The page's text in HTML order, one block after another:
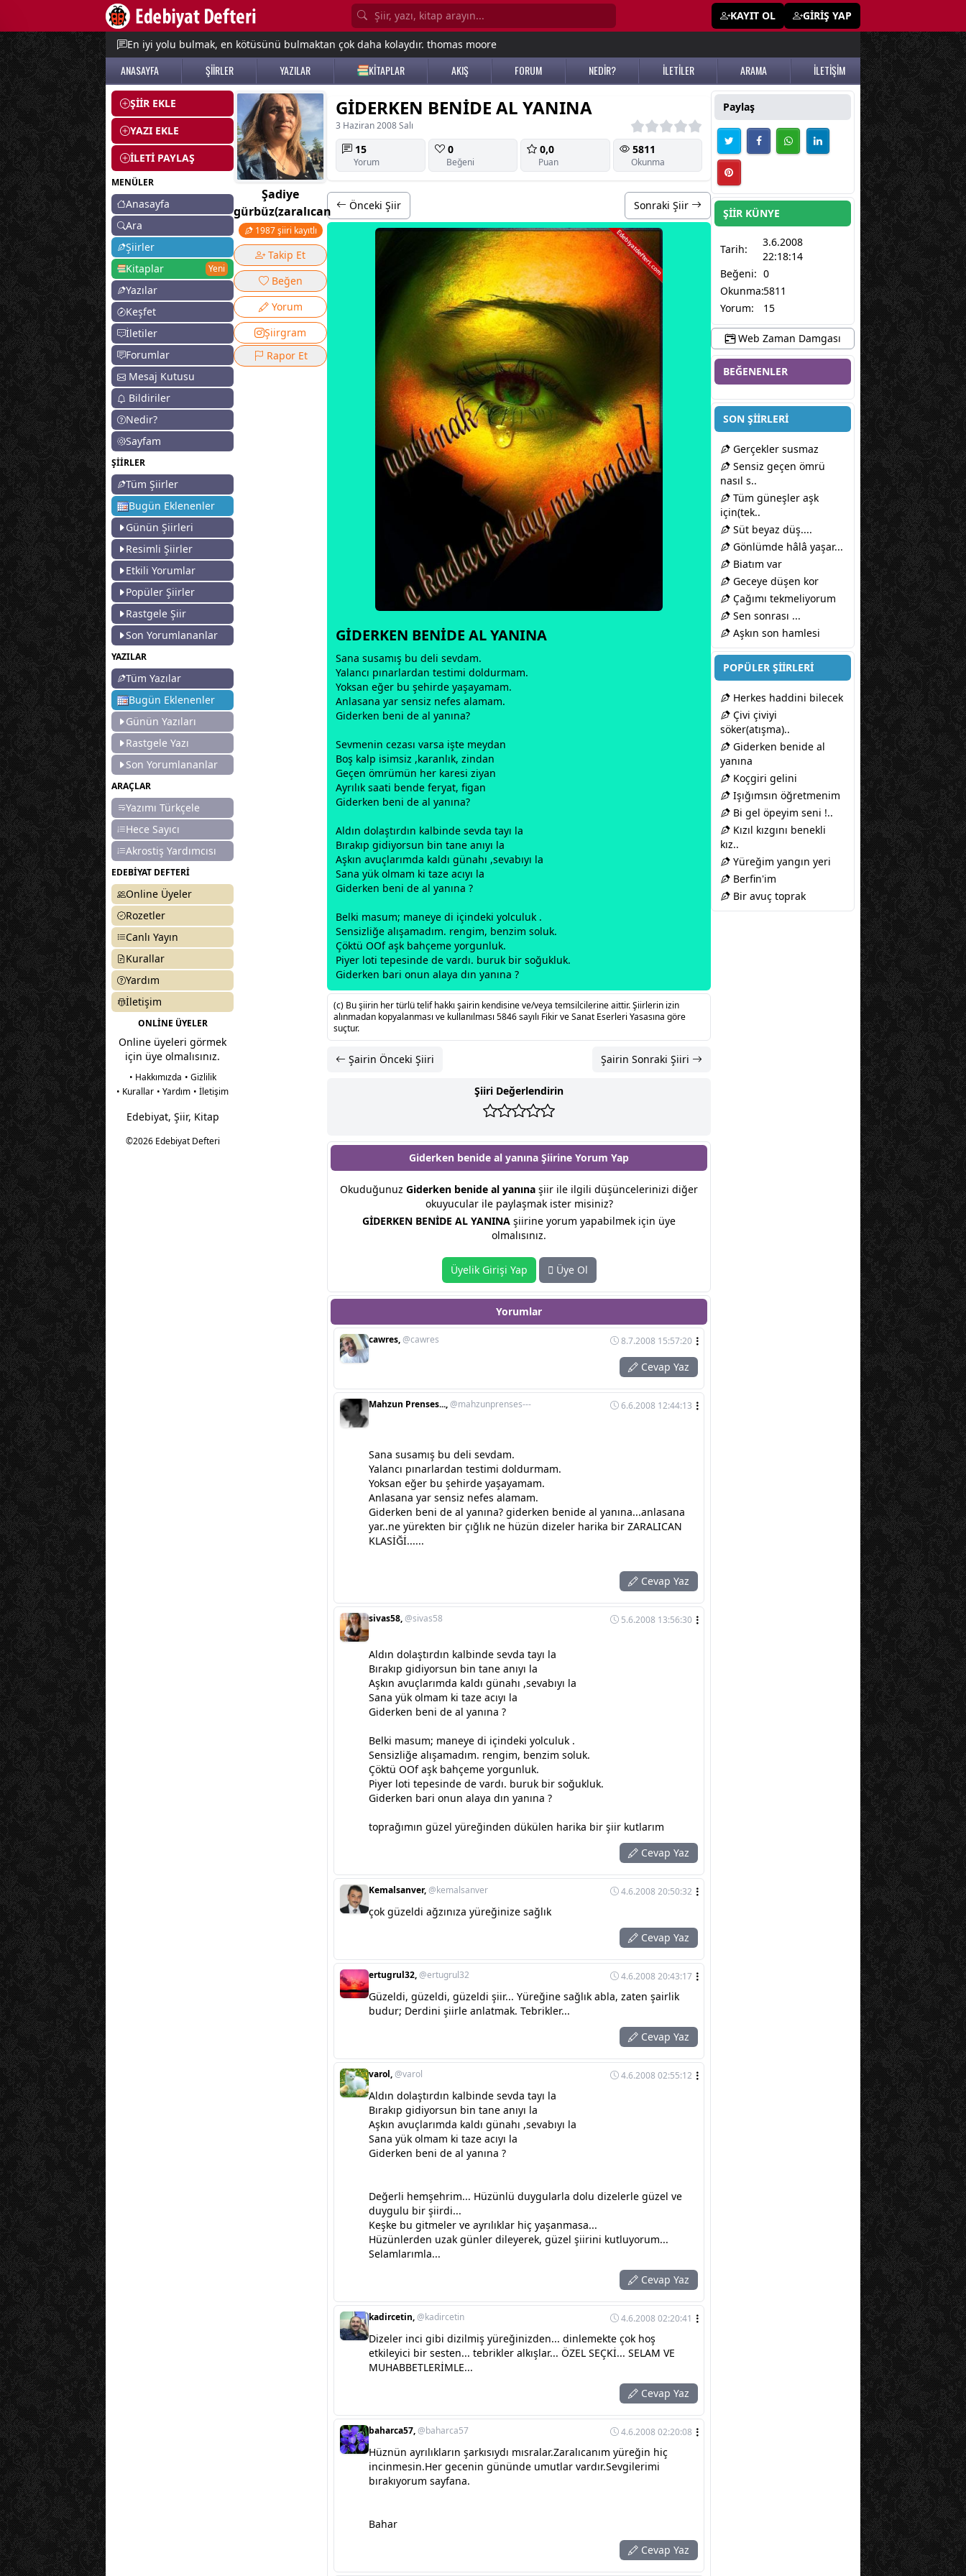
KAYIT OL GİRİŞ YAP
En iyi yolu bulmak, en kötüsünü bulmaktan çok daha kolaydır. thomas moore
ANASAYFA ŞİİRLER YAZILAR KİTAPLAR AKIŞ FORUM NEDİR? İLETİLER ARAMA İLETİŞİM
ŞİİR EKLE
YAZI EKLE
İLETİ PAYLAŞ
MENÜLER
Anasayfa
Ara
Şiirler
Kitaplar
Yeni
Yazılar
Keşfet
İletiler
Forumlar
Mesaj Kutusu
Bildiriler
Nedir?
Sayfam
ŞİİRLER
Tüm Şiirler
Bugün Eklenenler
Günün Şiirleri
Resimli Şiirler
Etkili Yorumlar
Popüler Şiirler
Rastgele Şiir
Son Yorumlananlar
YAZILAR
Tüm Yazılar
Bugün Eklenenler
Günün Yazıları
Rastgele Yazı
Son Yorumlananlar
ARAÇLAR
Yazımı Türkçele
Hece Sayıcı
Akrostiş Yardımcısı
EDEBİYAT DEFTERİ
Online Üyeler
Rozetler
Canlı Yayın
Kurallar
Yardım
İletişim
ONLİNE ÜYELER
Online üyeleri görmek
için üye olmalısınız.
• Hakkımızda • Gizlilik
• Kurallar • Yardım • İletişim
Edebiyat, Şiir, Kitap
©2026 Edebiyat Defteri
Şadiye
gürbüz(zaralıcan
1987 şiiri kayıtlı
Takip Et
Beğen
Yorum
Şiirgram
Rapor Et
GİDERKEN BENİDE AL YANINA
3 Haziran 2008 Salı
15
Yorum
0
Beğeni
0,0
Puan
5811
Okunma
Önceki Şiir Sonraki Şiir
GİDERKEN BENİDE AL YANINA
Sana susamış bu deli sevdam.
Yalancı pınarlardan testimi doldurmam.
Yoksan eğer bu şehirde yaşayamam.
Anlasana yar sensiz nefes alamam.
Giderken beni de al yanına?
Sevmenin cezası varsa işte meydan
Boş kalp isimsiz ,karanlık, zindan
Geçen ömrümün her karesi ziyan
Ayrılık saati bende feryat, figan
Giderken beni de al yanına?
Aldın dolaştırdın kalbinde sevda tayı la
Bırakıp gidiyorsun bin tane anıyı la
Aşkın avuçlarımda kaldı günahı ,sevabıyı la
Sana yük olmam ki taze acıyı la
Giderken beni de al yanına ?
Belki masum; maneye di içindeki yolculuk .
Sensizliğe alışamadım. rengim, benzim soluk.
Çöktü OOfaşk bahçeme yorgunluk.
Piyer loti tepesinde de vardı. buruk bir soğukluk.
Giderken bari onun alaya dın yanına ?
(c) Bu şiirin her türlü telif hakkı şairin kendisine ve/veya temsilcilerine aittir. Şiirlerin izin
alınmadan kopyalanması ve kullanılması 5846 sayılı Fikir ve Sanat Eserleri Yasasına göre
suçtur.
Şairin Önceki Şiiri Şairin Sonraki Şiiri
Şiiri Değerlendirin
Giderken benide al yanına Şiirine Yorum Yap
Okuduğunuz Giderken benide al yanına şiir ile ilgili düşüncelerinizi diğer
okuyucular ile paylaşmak ister misiniz?
GİDERKEN BENİDE AL YANINA şiirine yorum yapabilmek için üye
olmalısınız.
Üyelik Girişi Yap Üye Ol
Yorumlar
cawres,@cawres 8.7.2008 15:57:20
Cevap Yaz
Mahzun Prenses...,@mahzunprenses--- 6.6.2008 12:44:13
Sana susamış bu deli sevdam.
Yalancı pınarlardan testimi doldurmam.
Yoksan eğer bu şehirde yaşayamam.
Anlasana yar sensiz nefes alamam.
Giderken beni de al yanına? giderken benide al yanına...anlasana
yar..ne yürekten bir çığlık ne hüzün dizeler harika bir ZARALICAN
KLASİĞİ......
Cevap Yaz
sivas58,@sivas58 5.6.2008 13:56:30
Aldın dolaştırdın kalbinde sevda tayı la
Bırakıp gidiyorsun bin tane anıyı la
Aşkın avuçlarımda kaldı günahı ,sevabıyı la
Sana yük olmam ki taze acıyı la
Giderken beni de al yanına ?
Belki masum; maneye di içindeki yolculuk .
Sensizliğe alışamadım. rengim, benzim soluk.
Çöktü OOf aşk bahçeme yorgunluk.
Piyer loti tepesinde de vardı. buruk bir soğukluk.
Giderken bari onun alaya dın yanına ?
toprağımın güzel yüreğinden dükülen harika bir şiir kutlarım
Cevap Yaz
Kemalsanver,@kemalsanver 4.6.2008 20:50:32
çok güzeldi ağzınıza yüreğinize sağlık
Cevap Yaz
ertugrul32,@ertugrul32 4.6.2008 20:43:17
Güzeldi, güzeldi, güzeldi şiir... Yüreğine sağlık abla, zaten şairlik
budur; Derdini şiirle anlatmak. Tebrikler...
Cevap Yaz
varol,@varol 4.6.2008 02:55:12
Aldın dolaştırdın kalbinde sevda tayı la
Bırakıp gidiyorsun bin tane anıyı la
Aşkın avuçlarımda kaldı günahı ,sevabıyı la
Sana yük olmam ki taze acıyı la
Giderken beni de al yanına ?
Değerli hemşehrim... Hüzünlü duygularla dolu dizelerle güzel ve
duygulu bir şiirdi...
Keşke bu gitmeler ve ayrılıklar hiç yaşanmasa...
Hüzünlerden uzak günler dileyerek, güzel şiirini kutluyorum...
Selamlarımla...
Cevap Yaz
kadircetin,@kadircetin 4.6.2008 02:20:41
Dizeler inci gibi dizilmiş yüreğinizden... dinlemekte çok hoş
etkileyici bir sesten... tebrikler alkışlar... ÖZEL SEÇKİ... SELAM VE
MUHABBETLERİMLE...
Cevap Yaz
baharca57,@baharca57 4.6.2008 02:20:08
Hüznün ayrılıkların şarkısıydı mısralar.Zaralıcanım yüreğin hiç
incinmesin.Her gecenin gününde umutlar vardır.Sevgilerimi
bırakıyorum sayfana.
Bahar
Cevap Yaz
Paylaş
ŞİİR KÜNYE
Tarih:
3.6.2008
22:18:14
Beğeni: 0
Okunma:5811
Yorum:
15
Web Zaman Damgası
BEĞENENLER
SON ŞİİRLERİ
Gerçekler susmaz
Sensiz geçen ömrü
nasıl s..
Tüm güneşler aşk
için(tek..
Süt beyaz düş....
Gönlümde hâlâ yaşar...
Biatım var
Geceye düşen kor
Çağımı tekmeliyorum
Sen sonrası ...
Aşkın son hamlesi
POPÜLER ŞİİRLERİ
Herkes haddini bilecek
Çivi çiviyi
söker(atışma)..
Giderken benide al
yanına
Koçgiri gelini
Işığımsın öğretmenim
Bi gel öpeyim seni !..
Kızıl kızgını benekli
kız..
Yüreğim yangın yeri
Berfin'im
Bir avuç toprak
menu